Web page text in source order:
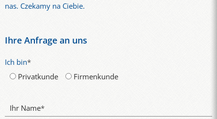
nas. Czekamy na Ciebie.
Ihre Anfrage an uns
Ich bin*
Privatkunde
Firmenkunde
Ihr Name*